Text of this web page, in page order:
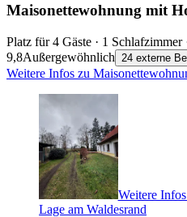
Maisonettewohnung mit
Platz für 4 Gäste · 1 Schlafzimmer
9,8Außergewöhnlich 24 externe
Weitere Infos zu
Weitere
Lage am Waldesrand